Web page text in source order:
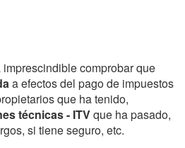
comprobar que
a efectos del pago de impuestos
que ha tenido,
técnicas - ITVque ha pasado,
si tiene seguro, etc.